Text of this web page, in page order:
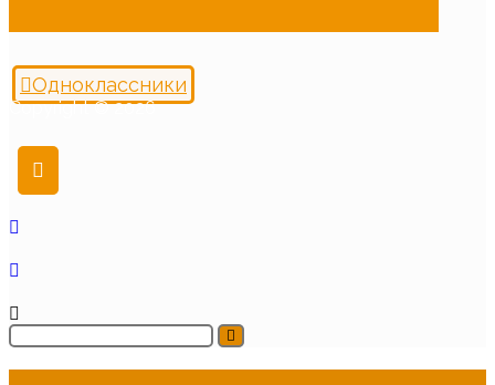
Одноклассники
Copyright © 2026